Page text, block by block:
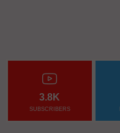
3.8K
SUBSCRIBERS